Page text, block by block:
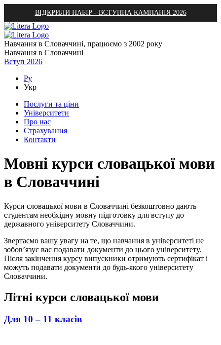
ВІДКРИЛИ НАБІР - ВСТУПНА КАМПАНІЯ 2026
Навчання в Словаччині, працюємо з 2002 року
Навчання в Словаччині
Вступ 2026
Ру
Укр
Послуги та ціни
Університети
Про нас
Страхування
Контакти
Мовні курси словацької мови
в Словаччині
Курси словацької мови в Словаччині безкоштовно дають
студентам необхідну мовну підготовку для вступу до
державного університету Словаччини.
Звертаємо вашу увагу на те, що навчання в університеті не
зобов’язує вас подавати документи до цього університету.
Після закінчення курсу випускники отримують сертифікат і
можуть подавати документи до будь-якого університету
Словаччини.
Літні курси словацької мови
Для 10 – 11 класів